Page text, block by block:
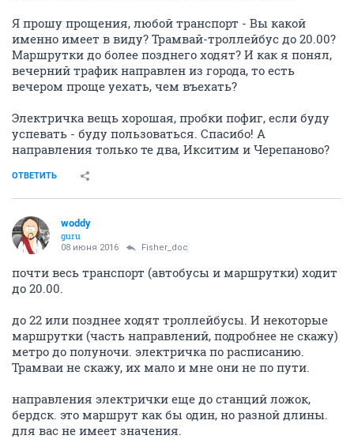
Я прошу прощения, любой транспорт - Вы какой
именно имеет в виду? Трамвай-троллейбус до 20.00?
Маршрутки до более позднего ходят? И как я понял,
вечерний трафик направлен из города, то есть
вечером проще уехать, чем въехать?
Электричка вещь хорошая, пробки пофиг, если буду
успевать - буду пользоваться. Спасибо! А
направления только те два, Икситим и Черепаново?
ОТВЕТИТЬ
woddy
guru
08 июня 2016 Fisher_doc
почти весь транспорт (автобусы и маршрутки) ходит
до 20.00.
до 22 или позднее ходят троллейбусы. И некоторые
маршрутки (часть направлений, подробнее не скажу)
метро до полуночи. электричка по расписанию.
Трамваи не скажу, их мало и мне они не по пути.
направления электрички еще до станций ложок,
бердск. это маршрут как бы один, но разной длины.
для вас не имеет значения.